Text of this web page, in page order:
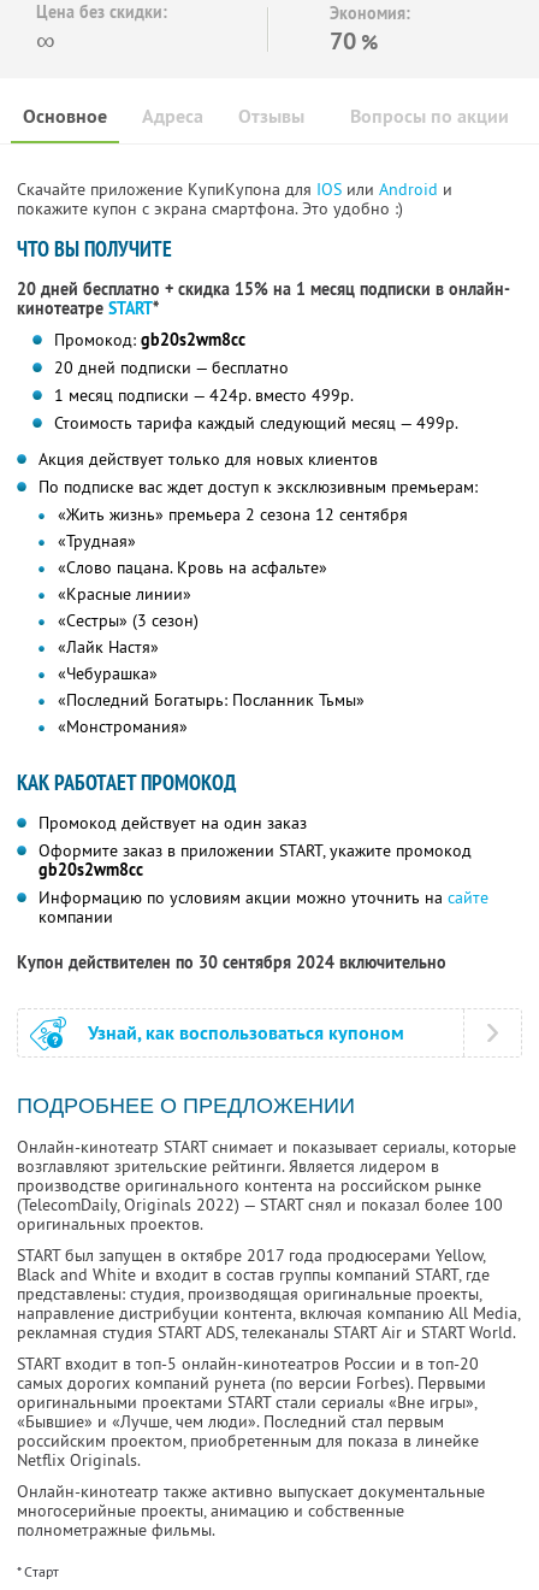
Цена без скидки:
∞
Экономия:
70 %
Основное Отзывы Вопросы по акции
Адреса
Скачайте приложение КупиКупона для IOS или Android и
покажите купон с экрана смартфона. Это удобно :)
ЧТО ВЫ ПОЛУЧИТЕ
20 дней бесплатно + скидка 15% на 1 месяц подписки в онлайн-
кинотеатре START*
Промокод: gb20s2wm8cc
20 дней подписки — бесплатно
1 месяц подписки — 424р. вместо 499р.
Стоимость тарифа каждый следующий месяц — 499р.
Акция действует только для новых клиентов
По подписке вас ждет доступ к эксклюзивным премьерам:
«Жить жизнь» премьера 2 сезона 12 сентября
«Трудная»
«Слово пацана. Кровь на асфальте»
«Красные линии»
«Сестры» (3 сезон)
«Лайк Настя»
«Чебурашка»
«Последний Богатырь: Посланник Тьмы»
«Монстромания»
КАК РАБОТАЕТ ПРОМОКОД
Промокод действует на один заказ
Оформите заказ в приложении START, укажите промокод
gb20s2wm8cc
Информацию по условиям акции можно уточнить на сайте
компании
Купон действителен по 30 сентября 2024 включительно
Узнай, как воспользоваться купоном
ПОДРОБНЕЕ О ПРЕДЛОЖЕНИИ
Онлайн-кинотеатр START снимает и показывает сериалы, которые
возглавляют зрительские рейтинги. Является лидером в
производстве оригинального контента на российском рынке
(TelecomDaily, Originals 2022) — START снял и показал более 100
оригинальных проектов.
START был запущен в октябре 2017 года продюсерами Yellow,
Black and White и входит в состав группы компаний START, где
представлены: студия, производящая оригинальные проекты,
направление дистрибуции контента, включая компанию All Media,
рекламная студия START ADS, телеканалы START Air и START World.
START входит в топ-5 онлайн-кинотеатров России и в топ-20
самых дорогих компаний рунета (по версии Forbes). Первыми
оригинальными проектами START стали сериалы «Вне игры»,
«Бывшие» и «Лучше, чем люди». Последний стал первым
российским проектом, приобретенным для показа в линейке
Netflix Originals.
Онлайн-кинотеатр также активно выпускает документальные
многосерийные проекты, анимацию и собственные
полнометражные фильмы.
* Cтарт